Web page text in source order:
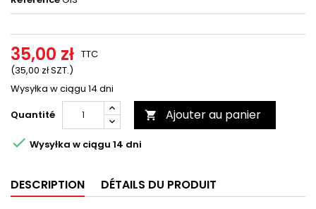
35,00 zł
(35,00 zł SZT.)
TTC
Wysyłka w ciągu 14 dni
Quantité
 Ajouter au panier
 Wysyłka w ciągu 14 dni
DESCRIPTION DÉTAILS DU PRODUIT